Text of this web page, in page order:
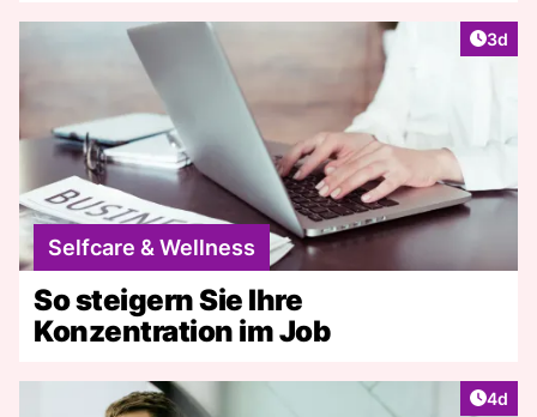
3d
Selfcare & Wellness
So steigern Sie Ihre
Konzentration im Job
4d